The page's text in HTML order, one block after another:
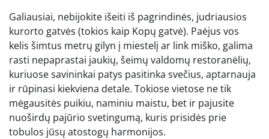
Galiausiai, nebijokite išeiti iš pagrindinės, judriausios
kurorto gatvės (tokios kaip Kopų gatvė). Paėjus vos
kelis šimtus metrų gilyn į miestelį ar link miško, galima
rasti nepaprastai jaukių, šeimų valdomų restoranėlių,
kuriuose savininkai patys pasitinka svečius, aptarnauja
ir rūpinasi kiekviena detale. Tokiose vietose ne tik
mėgausitės puikiu, naminiu maistu, bet ir pajusite
nuoširdų pajūrio svetingumą, kuris prisidės prie
tobulos jūsų atostogų harmonijos.